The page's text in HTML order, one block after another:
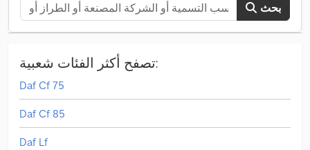
بحث
تصفح أكثر الفئات شعبية:
Daf Cf 75
Daf Cf 85
Daf Lf